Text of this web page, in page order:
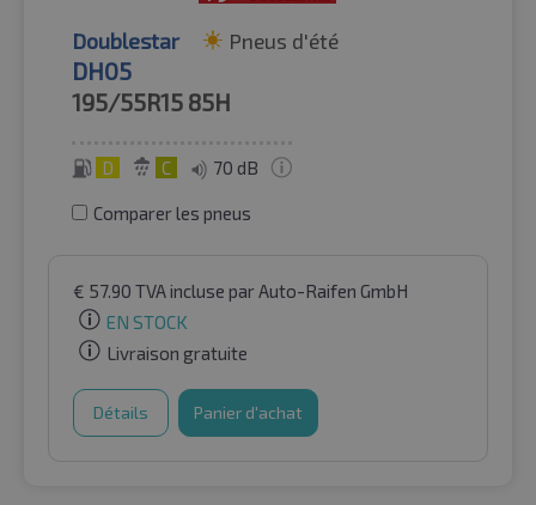
Doublestar Pneus d'été
DH05
195/55R15 85H
D C 70 dB
Comparer les pneus
€ 57.90 TVA incluse par Auto-Raifen GmbH
EN STOCK
Livraison gratuite
Détails Panier d'achat